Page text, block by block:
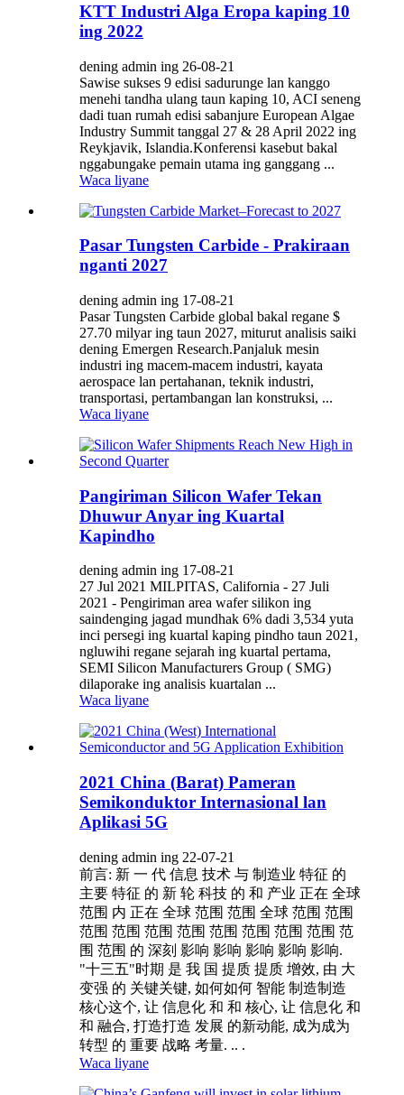
KTT Industri Alga Eropa kaping 10
ing 2022
dening admin ing 26-08-21
Sawise sukses 9 edisi sadurunge lan kanggo
menehi tandha ulang taun kaping 10, ACI seneng
dadi tuan rumah edisi sabanjure European Algae
Industry Summit tanggal 27 & 28 April 2022 ing
Reykjavik, Islandia.Konferensi kasebut bakal
nggabungake pemain utama ing ganggang ...
Waca liyane
Pasar Tungsten Carbide - Prakiraan
nganti 2027
dening admin ing 17-08-21
Pasar Tungsten Carbide global bakal regane $
27.70 milyar ing taun 2027, miturut analisis saiki
dening Emergen Research.Panjaluk mesin
industri ing macem-macem industri, kayata
aerospace lan pertahanan, teknik industri,
transportasi, pertambangan lan konstruksi, ...
Waca liyane
Pangiriman Silicon Wafer Tekan
Dhuwur Anyar ing Kuartal
Kapindho
dening admin ing 17-08-21
27 Jul 2021 MILPITAS, California - 27 Juli
2021 - Pengiriman area wafer silikon ing
saindenging jagad mundhak 6% dadi 3,534 yuta
inci persegi ing kuartal kaping pindho taun 2021,
ngluwihi regane sejarah ing kuartal pertama,
SEMI Silicon Manufacturers Group ( SMG)
dilaporake ing analisis kuartalan ...
Waca liyane
2021 China (Barat) Pameran
Semikonduktor Internasional lan
Aplikasi 5G
dening admin ing 22-07-21
前言: 新 一 代 信息 技术 与 制造业 特征 的
主要 特征 的 新 轮 科技 的 和 产业 正在 全球
范围 内 正在 全球 范围 范围 全球 范围 范围
范围 范围 范围 范围 范围 范围 范围 范围 范
围 范围 的 深刻 影响 影响 影响 影响 影响.
"十三五"时期 是 我 国 提质 提质 增效, 由 大
变强 的 关键关键, 如何如何 智能 制造制造
核心这个, 让 信息化 和 和 核心, 让 信息化 和
和 融合, 打造打造 发展 的新动能, 成为成为
转型 的 重要 战略 考量. .. .
Waca liyane